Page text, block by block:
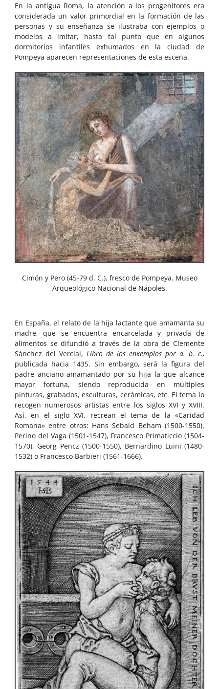
En la antigua Roma, la atención a los progenitores era
considerada un valor primordial en la formación de las
personas y su enseñanza se ilustraba con ejemplos o
modelos a imitar, hasta tal punto que en algunos
dormitorios infantiles exhumados en la ciudad de
Pompeya aparecen representaciones de esta escena.
Cimón y Pero (45-79 d. C.), fresco de Pompeya. Museo
Arqueológico Nacional de Nápoles.
En España, el relato de la hija lactante que amamanta su
madre, que se encuentra encarcelada y privada de
alimentos se difundió a través de la obra de Clemente
Sánchez del Vercial, Libro de los enxemplos por a. b. c.,
publicada hacia 1435. Sin embargo, será la figura del
padre anciano amamantado por su hija la que alcance
mayor fortuna, siendo reproducida en múltiples
pinturas, grabados, esculturas, cerámicas, etc. El tema lo
recogen numerosos artistas entre los siglos XVI y XVIII.
Así, en el siglo XVI, recrean el tema de la «Caridad
Romana» entre otros: Hans Sebald Beham (1500-1550),
Perino del Vaga (1501-1547), Francesco Primaticcio (1504-
1570), Georg Pencz (1500-1550), Bernardino Luini (1480-
1532) o Francesco Barbieri (1561-1666).